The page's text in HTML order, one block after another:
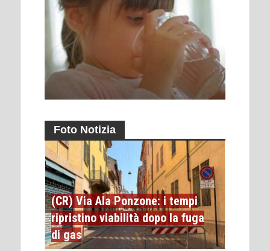
Foto Notizia
(CR) Via Ala Ponzone: i tempi
ripristino viabilità dopo la fuga
di gas